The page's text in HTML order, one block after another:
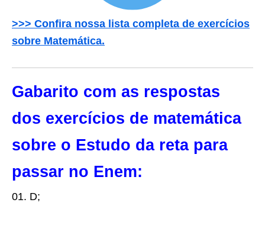
>>> Confira nossa lista completa de exercícios
sobre Matemática.
Gabarito com as respostas
dos exercícios de matemática
sobre o Estudo da reta para
passar no Enem:
01. D;